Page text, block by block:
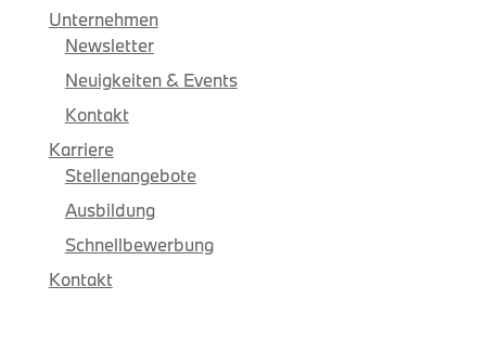
Unternehmen
Newsletter
Neuigkeiten & Events
Kontakt
Karriere
Stellenangebote
Ausbildung
Schnellbewerbung
Kontakt